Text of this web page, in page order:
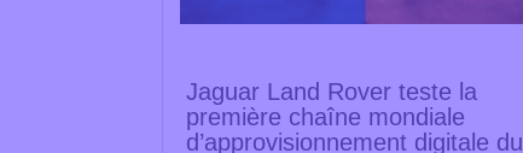
Jaguar Land Rover teste la
première chaîne mondiale
d’approvisionnement digitale du